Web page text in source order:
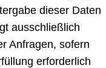
dieser Daten
ausschließlich
Anfragen, sofern
erforderlich